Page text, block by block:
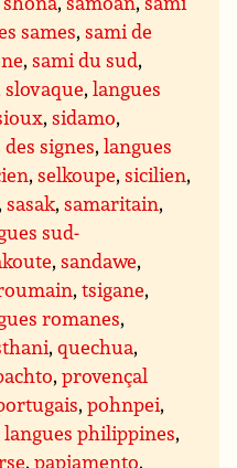
sames,sami de
,sami du sud,
slovaque,langues
,sidamo,
signes,langues
,selkoupe,sicilien,
,sasak,samaritain,
sud-
,sandawe,
,tsigane,
romanes,
,quechua,
,provençal
,pohnpei,
langues philippines,
,papiamento,